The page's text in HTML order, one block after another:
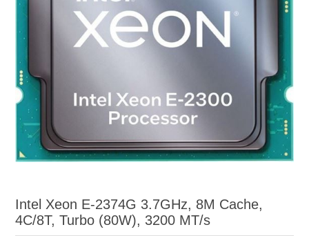
Intel Xeon E-2374G 3.7GHz, 8M Cache,
4C/8T, Turbo (80W), 3200 MT/s